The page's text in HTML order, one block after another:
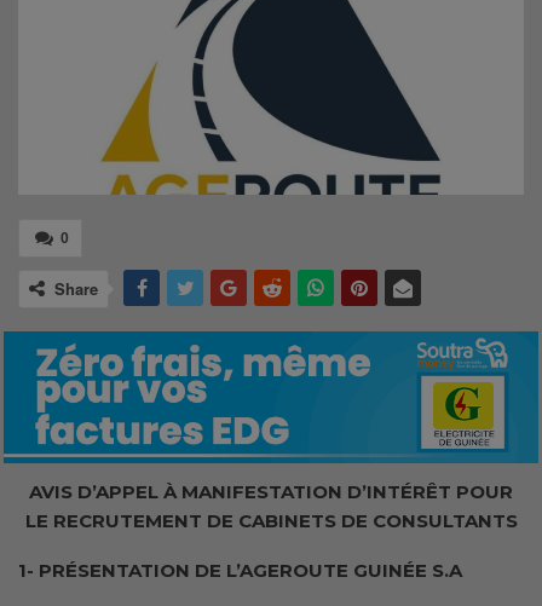
0
Share
AVIS D’APPEL À MANIFESTATION D’INTÉRÊT POUR
LE RECRUTEMENT DE CABINETS DE CONSULTANTS
1- PRÉSENTATION DE L’AGEROUTE GUINÉE S.A